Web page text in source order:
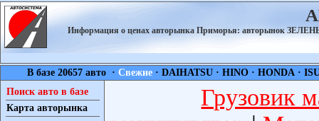
Информация о ценах авторынка Приморья: авторынок
В базе 20657 авто ·Свежие ·DAIHATSU ·HINO ·HONDA ·
Поиск авто в базе
Карта авторынка
Грузовик